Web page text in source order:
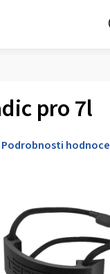
pro 7l
Podrobnosti